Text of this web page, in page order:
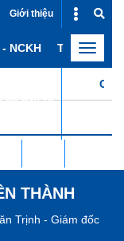
Giới thiệu
Tin tức
Phòng ban
giá dịch vụ
NCKH TIN TỨCToggle
THÀNH
Trịnh - Giám đốc